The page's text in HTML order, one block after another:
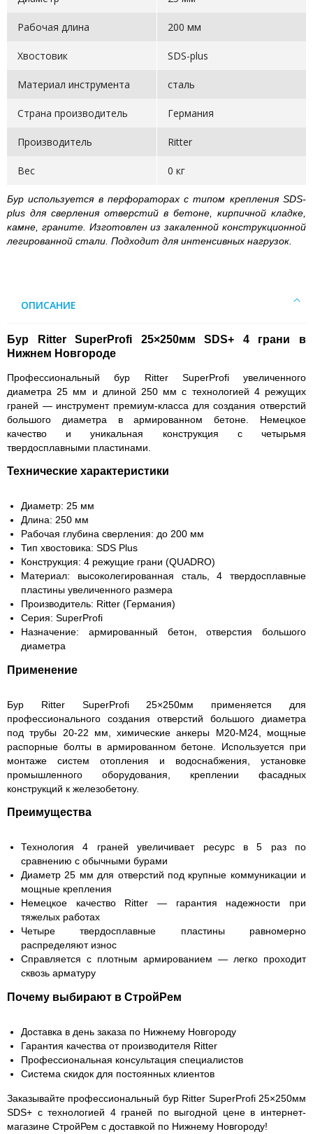
Рабочая длина 200 мм
Хвостовик SDS-plus
Материал инструмента сталь
Страна производитель Германия
Производитель Ritter
Вес 0 кг
Бур используется в перфораторах с типом крепления SDS-
plus для сверления отверстий в бетоне, кирпичной кладке,
камне, граните. Изготовлен из закаленной конструкционной
легированной стали. Подходит для интенсивных нагрузок.
ОПИСАНИЕ
Бур Ritter SuperProfi 25×250мм SDS+ 4 грани в
Нижнем Новгороде
Профессиональный бур Ritter SuperProfi увеличенного
диаметра 25 мм и длиной 250 мм с технологией 4 режущих
граней — инструмент премиум-класса для создания отверстий
большого диаметра в армированном бетоне. Немецкое
качество и уникальная конструкция с четырьмя
твердосплавными пластинами.
Технические характеристики
Диаметр: 25 мм
Длина: 250 мм
Рабочая глубина сверления: до 200 мм
Тип хвостовика: SDS Plus
Конструкция: 4 режущие грани (QUADRO)
Материал: высоколегированная сталь, 4 твердосплавные
пластины увеличенного размера
Производитель: Ritter (Германия)
Серия: SuperProfi
Назначение: армированный бетон, отверстия большого
диаметра
Применение
Бур Ritter SuperProfi 25×250мм применяется для
профессионального создания отверстий большого диаметра
под трубы 20-22 мм, химические анкеры М20-М24, мощные
распорные болты в армированном бетоне. Используется при
монтаже систем отопления и водоснабжения, установке
промышленного оборудования, креплении фасадных
конструкций к железобетону.
Преимущества
Технология 4 граней увеличивает ресурс в 5 раз по
сравнению с обычными бурами
Диаметр 25 мм для отверстий под крупные коммуникации и
мощные крепления
Немецкое качество Ritter — гарантия надежности при
тяжелых работах
Четыре твердосплавные пластины равномерно
распределяют износ
Справляется с плотным армированием — легко проходит
сквозь арматуру
Почему выбирают в СтройРем
Доставка в день заказа по Нижнему Новгороду
Гарантия качества от производителя Ritter
Профессиональная консультация специалистов
Система скидок для постоянных клиентов
Заказывайте профессиональный бур Ritter SuperProfi 25×250мм
SDS+ с технологией 4 граней по выгодной цене в интернет-
магазине СтройРем с доставкой по Нижнему Новгороду!